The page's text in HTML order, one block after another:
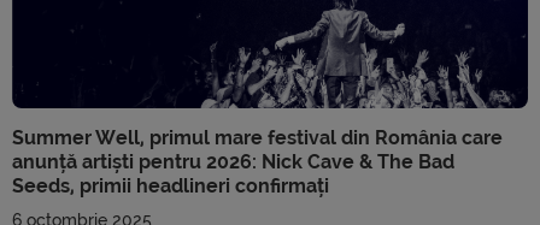
Summer Well, primul mare festival din România care
anunță artiști pentru 2026: Nick Cave & The Bad
Seeds, primii headlineri confirmați
6 octombrie 2025